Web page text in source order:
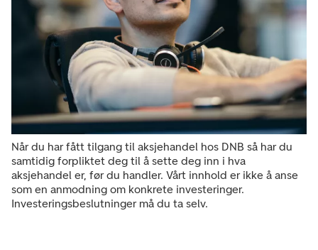
Når du har fått tilgang til aksjehandel hos DNB så har du
samtidig forpliktet deg til å sette deg inn i hva
aksjehandel er, før du handler. Vårt innhold er ikke å anse
som en anmodning om konkrete investeringer.
Investeringsbeslutninger må du ta selv.